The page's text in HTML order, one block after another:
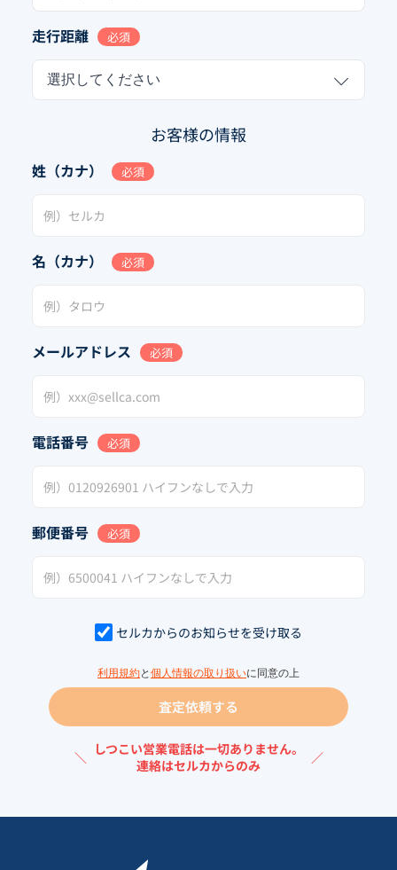
走行距離 必須
選択してください
お客様の情報
姓（カナ） 必須
名（カナ） 必須
メールアドレス 必須
電話番号 必須
郵便番号 必須
セルカからのお知らせを受け取る
利用規約と 個人情報の取り扱いに同意の上
査定依頼する
＼ しつこい営業電話は一切ありません。
連絡はセルカからのみ
／